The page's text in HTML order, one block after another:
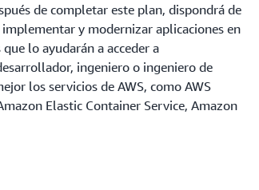
de completar este plan, dispondrá de
y modernizar aplicaciones en
lo ayudarán a acceder a
ingeniero o ingeniero de
los servicios de AWS, como AWS
Elastic Container Service, Amazon